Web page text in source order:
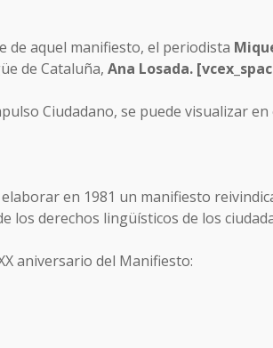
de aquel manifiesto, el periodista
de Cataluña, Ana Losada.
Ciudadano, se puede visualizar en
en 1981 un manifiesto
los derechos lingüísticos de los
aniversario del Manifiesto: